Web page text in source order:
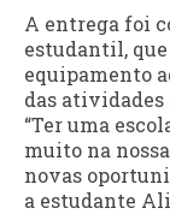
A entrega foi
estudantil, que
equipamento
das atividades
“Ter uma
muito na
novas
a estudante